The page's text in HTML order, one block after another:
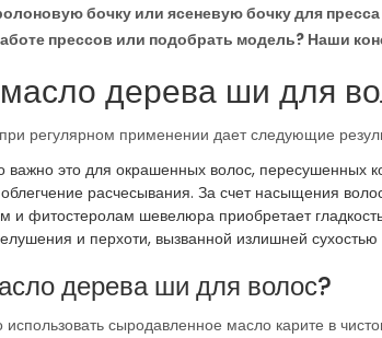
бочку или ясеневую бочку для
прессов или подобрать модель? Наши
дерева ши для
регулярном применении дает следующие
важно это для окрашенных волос, пересушенных
расчесывания. За счет насыщения
и фитостеролам шевелюра приобретает
и перхоти, вызванной излишней сухостью
дерева ши для волос?
сыродавленное масло карите в